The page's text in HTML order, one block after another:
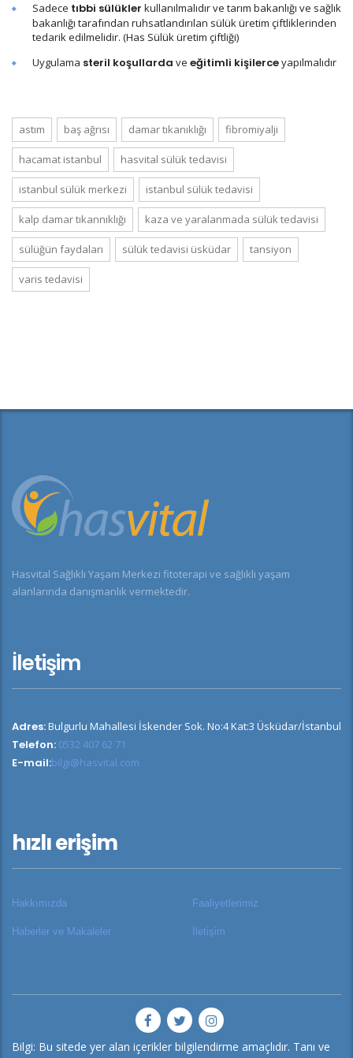
Sadece tıbbi sülükler kullanılmalıdır ve tarım bakanlığı ve sağlık
bakanlığı tarafından ruhsatlandırılan sülük üretim çiftliklerinden
tedarik edilmelidir. (Has Sülük üretim çiftliği)
Uygulama steril koşullarda ve eğitimli kişilerceyapılmalıdır
astım baş ağrısı damar tıkanıklığı fibromiyalji
hacamat istanbul hasvital sülük tedavisi
istanbul sülük merkezi istanbul sülük tedavisi
kalp damar tıkannıklığı kaza ve yaralanmada sülük tedavisi
sülüğün faydaları sülük tedavisi üsküdar tansiyon
varis tedavisi
Hasvital Sağlıklı Yaşam Merkezi fitoterapi ve sağlıklı yaşam
alanlarında danışmanlık vermektedir.
İletişim
Adres:Bulgurlu Mahallesi İskender Sok. No:4 Kat:3 Üsküdar/İstanbul
Telefon: 0532 407 62 71
E-mail:bilgi@hasvital.com
hızlı erişim
Hakkımızda Faaliyetlerimiz
Haberler ve Makaleler İletişim
Bilgi: Bu sitede yer alan içerikler bilgilendirme amaçlıdır. Tanı ve